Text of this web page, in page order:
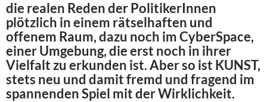
die realen Reden der PolitikerInnen
plötzlich in einem rätselhaften und
offenem Raum, dazu noch im CyberSpace,
einer Umgebung, die erst noch in ihrer
Vielfalt zu erkunden ist. Aber so ist KUNST,
stets neu und damit fremd und fragend im
spannenden Spiel mit der Wirklichkeit.